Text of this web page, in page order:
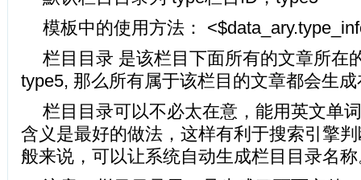
模板中的使用方法：
栏目目录 是该栏目下面所有的文章所在
type5, 那么所有属于该栏目的文章都会生
栏目目录可以不必太在意，能用英文单
含义是最好的做法，这样有利于搜索引擎
般来说，可以让系统自动生成栏目目录名